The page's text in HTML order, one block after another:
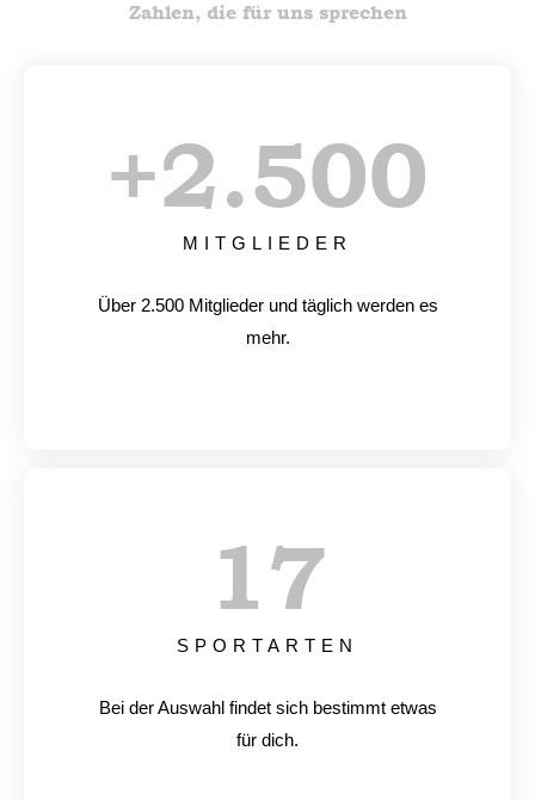
Zahlen, die für uns sprechen
MITGLIEDER
+2.500
Über 2.500 Mitglieder und täglich werden es
mehr.
SPORTARTEN
17
Bei der Auswahl findet sich bestimmt etwas
für dich.